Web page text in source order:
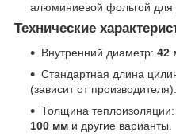
алюминиевой фольгой для
Технические
Внутренний диаметр: 42
Стандартная длина
(зависит от производителя).
Толщина теплоизоляции:
100 мм и другие варианты.